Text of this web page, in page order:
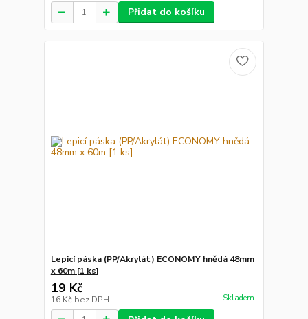
Přidat do košíku
Lepicí páska (PP/Akrylát) ECONOMY hnědá 48mm
x 60m [1 ks]
19 Kč
16 Kč bez DPH Skladem